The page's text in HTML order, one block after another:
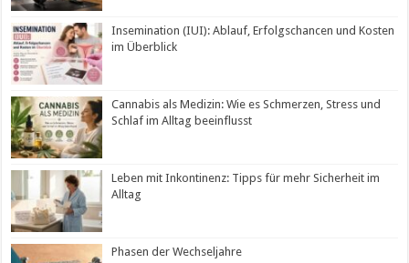
Insemination (IUI): Ablauf, Erfolgschancen und Kosten
im Überblick
Cannabis als Medizin: Wie es Schmerzen, Stress und
Schlaf im Alltag beeinflusst
Leben mit Inkontinenz: Tipps für mehr Sicherheit im
Alltag
Phasen der Wechseljahre